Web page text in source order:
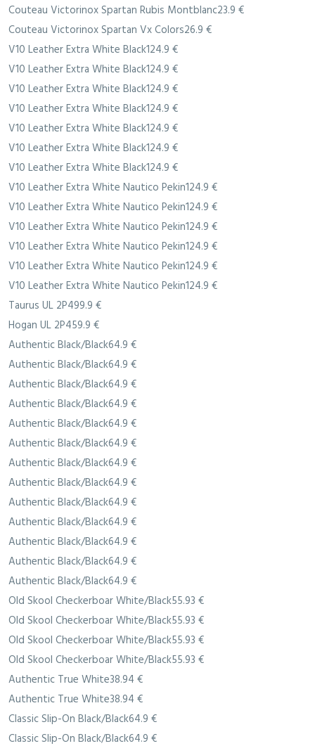
Couteau Victorinox Spartan Rubis Montblanc23.9 €
Couteau Victorinox Spartan Vx Colors26.9 €
V10 Leather Extra White Black124.9 €
V10 Leather Extra White Black124.9 €
V10 Leather Extra White Black124.9 €
V10 Leather Extra White Black124.9 €
V10 Leather Extra White Black124.9 €
V10 Leather Extra White Black124.9 €
V10 Leather Extra White Black124.9 €
V10 Leather Extra White Nautico Pekin124.9 €
V10 Leather Extra White Nautico Pekin124.9 €
V10 Leather Extra White Nautico Pekin124.9 €
V10 Leather Extra White Nautico Pekin124.9 €
V10 Leather Extra White Nautico Pekin124.9 €
V10 Leather Extra White Nautico Pekin124.9 €
Taurus UL 2P499.9 €
Hogan UL 2P459.9 €
Authentic Black/Black64.9 €
Authentic Black/Black64.9 €
Authentic Black/Black64.9 €
Authentic Black/Black64.9 €
Authentic Black/Black64.9 €
Authentic Black/Black64.9 €
Authentic Black/Black64.9 €
Authentic Black/Black64.9 €
Authentic Black/Black64.9 €
Authentic Black/Black64.9 €
Authentic Black/Black64.9 €
Authentic Black/Black64.9 €
Authentic Black/Black64.9 €
Old Skool Checkerboar White/Black55.93 €
Old Skool Checkerboar White/Black55.93 €
Old Skool Checkerboar White/Black55.93 €
Old Skool Checkerboar White/Black55.93 €
Authentic True White38.94 €
Authentic True White38.94 €
Classic Slip-On Black/Black64.9 €
Classic Slip-On Black/Black64.9 €